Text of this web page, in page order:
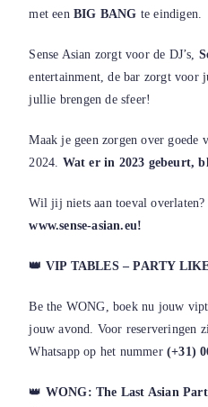
met eenBIG BANG te eindigen.
Sense Asian zorgt voor de DJ’s,
entertainment, de bar zorgt voor
jullie brengen de sfeer!
Maak je geen zorgen over goede
2024. Wat er in 2023 gebeurt,
Wil jij niets aan toeval
www.sense-asian.eu!
👑 VIP TABLES – PARTY
Be the WONG, boek nu jouw
jouw avond. Voor reserveringen
Whatsapp op het nummer(+31)
👑 WONG: The Last Asian